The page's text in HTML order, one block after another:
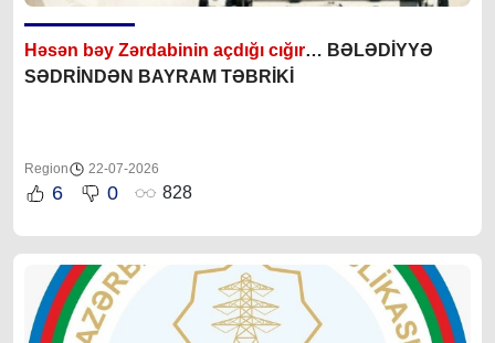
Həsən bəy Zərdabinin açdığı cığır… BƏLƏDİYYƏ
SƏDRİNDƏN BAYRAM TƏBRİKİ
Region 22-07-2026
6 0 828